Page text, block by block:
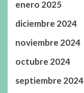
enero 2025
diciembre 2024
noviembre 2024
octubre 2024
septiembre 2024